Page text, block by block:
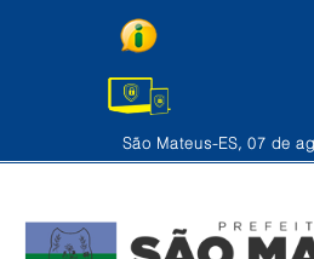
São Mateus-ES, 07 de